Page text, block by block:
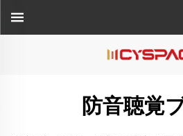
防音聴覚